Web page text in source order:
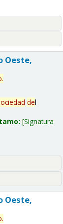
Oeste,
.
del
Signatura
Oeste,
.